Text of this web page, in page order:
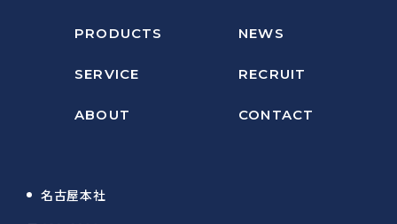
PRODUCTS NEWS
SERVICE RECRUIT
ABOUT CONTACT
名古屋本社